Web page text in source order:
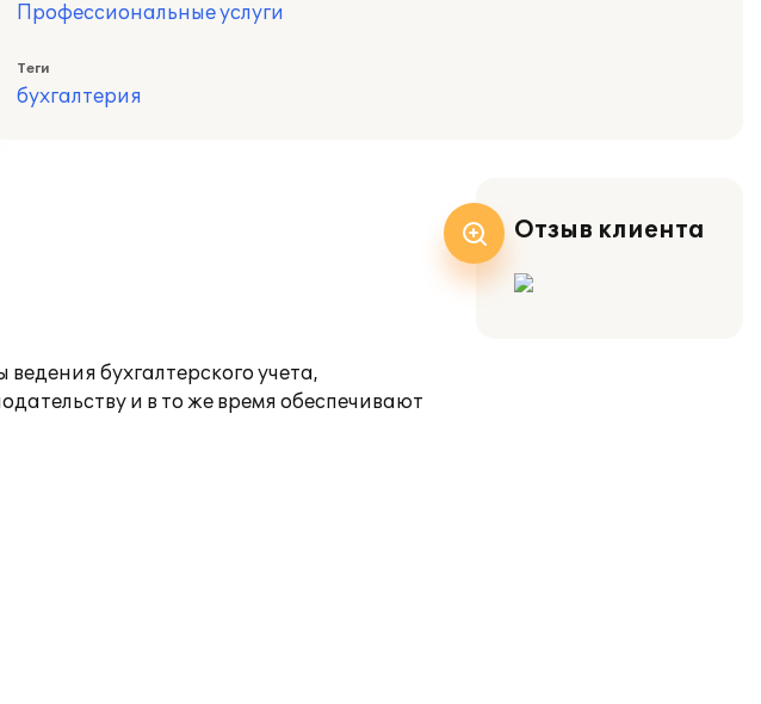
Профессиональные услуги
Теги
бухгалтерия
бухгалтерского учета,
и в то же время обеспечивают
Отзыв клиента